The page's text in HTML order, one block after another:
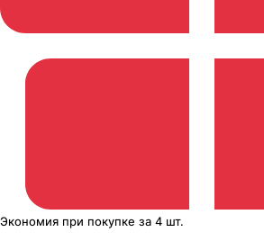
Экономия при покупке за 4 шт.